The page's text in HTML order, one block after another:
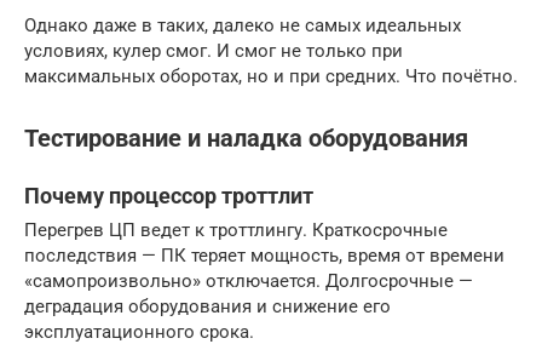
Однако даже в таких, далеко не самых идеальных
условиях, кулер смог. И смог не только при
максимальных оборотах, но и при средних. Что почётно.
Тестирование и наладка оборудования
Почему процессор троттлит
Перегрев ЦП ведет к троттлингу. Краткосрочные
последствия — ПК теряет мощность, время от времени
«самопроизвольно» отключается. Долгосрочные —
деградация оборудования и снижение его
эксплуатационного срока.